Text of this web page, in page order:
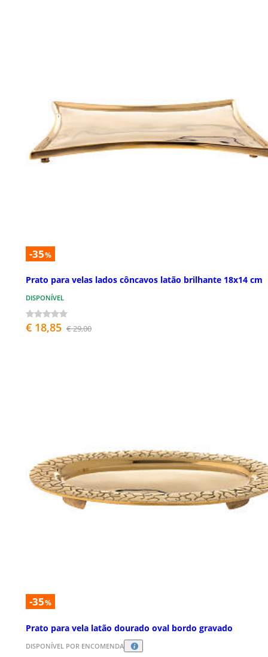
-35%
Prato para velas lados côncavos latão brilhante 18x14 cm
DISPONÍVEL
€ 18,85 € 29,00
-35%
Prato para vela latão dourado oval bordo gravado
DISPONÍVEL POR ENCOMENDA